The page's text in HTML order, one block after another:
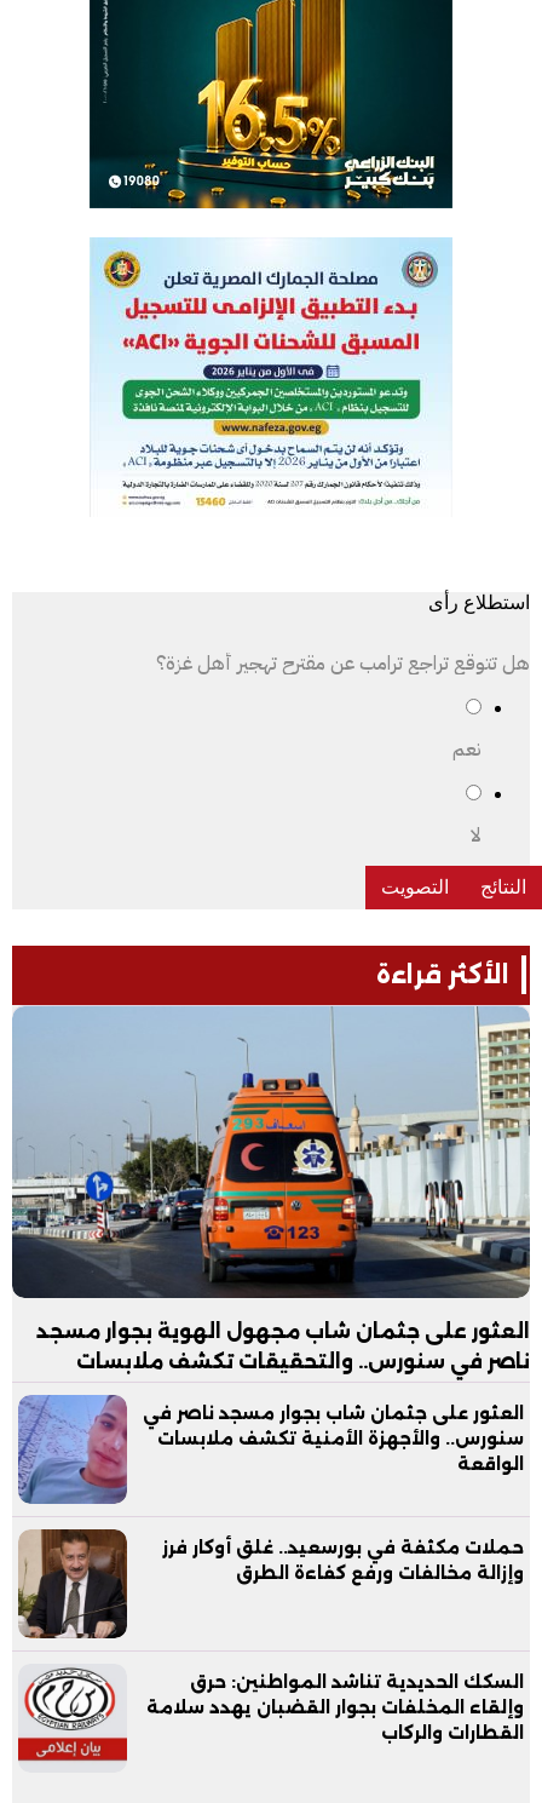
استطلاع رأى
هل تتوقع تراجع ترامب عن مقترح تهجير أهل غزة؟
نعم
لا
الأكثر قراءة
العثور على جثمان شاب مجهول الهوية بجوار مسجد
ناصر في سنورس.. والتحقيقات تكشف ملابسات
العثور على جثمان شاب بجوار مسجد ناصر في
سنورس.. والأجهزة الأمنية تكشف ملابسات
الواقعة
حملات مكثفة في بورسعيد.. غلق أوكار فرز
وإزالة مخالفات ورفع كفاءة الطرق
السكك الحديدية تناشد المواطنين: حرق
وإلقاء المخلفات بجوار القضبان يهدد سلامة
القطارات والركاب